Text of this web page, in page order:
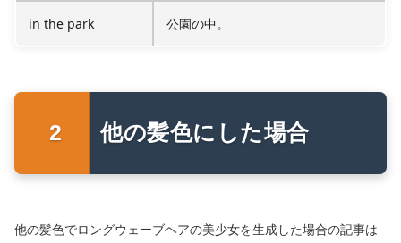
in the park 公園の中。
他の髪色にした場合
他の髪色でロングウェーブヘアの美少女を生成した場合の記事は